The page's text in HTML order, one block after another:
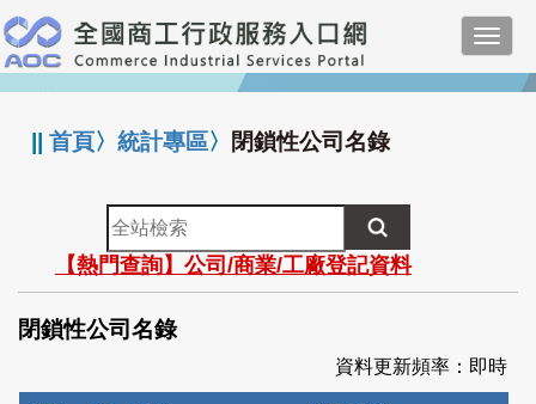
跳
到
主
要
:::
||首頁〉統計專區〉 閉鎖性公司名錄
全
站
檢
索
【熱門查詢】公司/商業/工廠登記資料
閉鎖性公司名錄
資料更新頻率：即時